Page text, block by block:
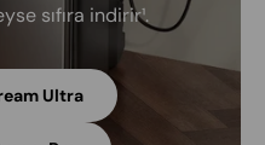
sıfıra indirir¹.
Ultra